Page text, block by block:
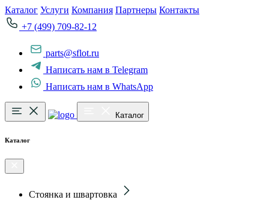
Каталог Услуги Компания Партнеры Контакты
+7 (499) 709-82-12
parts@sflot.ru
Написать нам в Telegram
Написать нам в WhatsApp
Каталог
Каталог
Стоянка и швартовка